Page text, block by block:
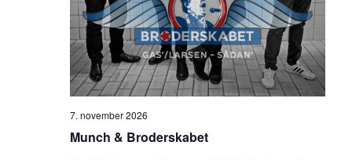
7. november 2026
Munch & Broderskabet